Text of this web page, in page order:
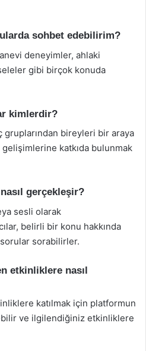
sohbet edebilirim?
deneyimler, ahlaki
gibi birçok konuda
kimlerdir?
gruplarından bireyleri bir araya
gelişimlerine katkıda bulunmak
gerçekleşir?
sesli olarak
belirli bir konu hakkında
sorabilirler.
etkinliklere nasıl
katılmak için platformun
ve ilgilendiğiniz etkinliklere